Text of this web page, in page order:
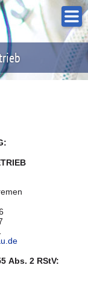
Abs. 2 RStV: